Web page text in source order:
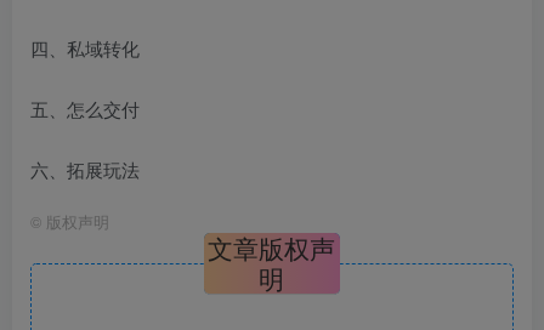
四、私域转化
五、怎么交付
六、拓展玩法
© 版权声明
文章版权声
明